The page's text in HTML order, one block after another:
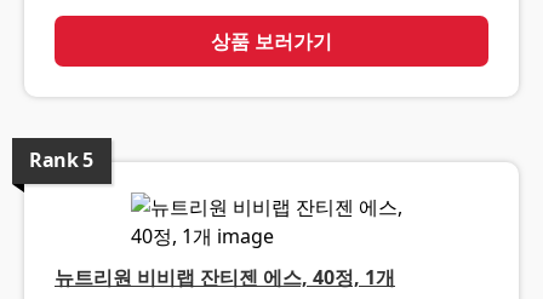
상품 보러가기
Rank5
뉴트리원 비비랩 잔티젠 에스, 40정, 1개